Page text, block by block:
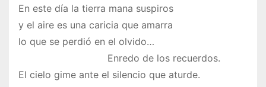
En este día la tierra mana suspiros
y el aire es una caricia que amarra
lo que se perdió en el olvido…
Enredo de los recuerdos.
El cielo gime ante el silencio que aturde.